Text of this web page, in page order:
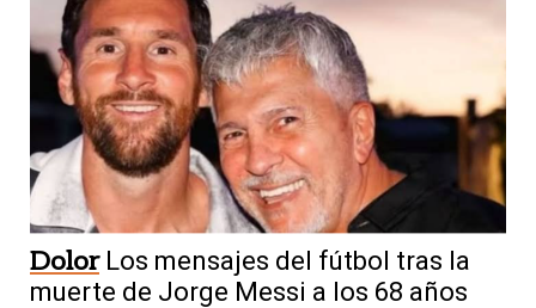
Dolor Los mensajes del fútbol tras la
muerte de Jorge Messi a los 68 años